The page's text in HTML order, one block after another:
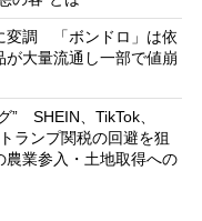
変調 「ボンドロ」は依
大量流通し一部で値崩
” SHEIN、TikTok、
ランプ関税の回避を狙
業参入・土地取得への